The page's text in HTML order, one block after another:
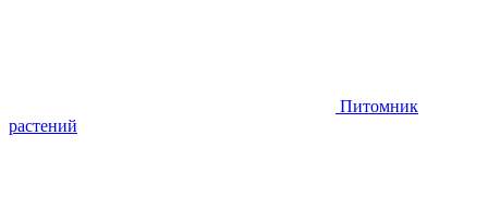
Питомник
растений